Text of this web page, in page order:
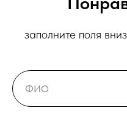
заполните поля